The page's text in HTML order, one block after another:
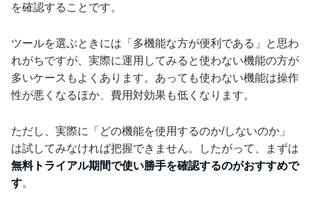
を確認することです。
ツールを選ぶときには「多機能な方が便利である」と思わ
れがちですが、実際に運用してみると使わない機能の方が
多いケースもよくあります。あっても使わない機能は操作
性が悪くなるほか、費用対効果も低くなります。
ただし、実際に「どの機能を使用するのか/しないのか」
は試してみなければ把握できません。したがって、まずは
無料トライアル期間で使い勝手を確認するのがおすすめで
す。